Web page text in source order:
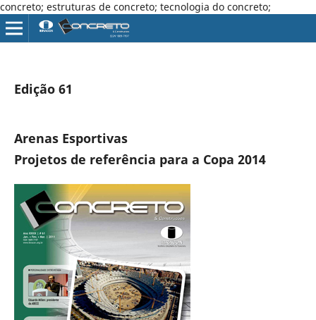
concreto; estruturas de concreto; tecnologia do concreto;
Edição 61
Arenas Esportivas
Projetos de referência para a Copa 2014